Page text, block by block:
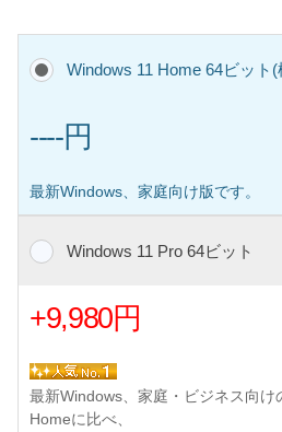
Windows 11 Home 64ビット(
----円
最新Windows、家庭向け版です。
Windows 11 Pro 64ビット
+9,980円
最新Windows、家庭・ビジネス向け
Homeに比べ、